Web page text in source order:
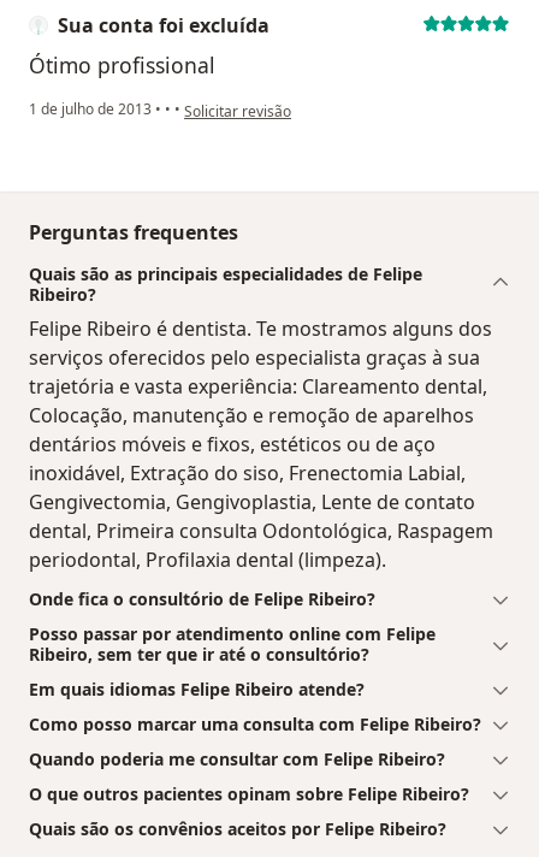
Sua conta foi excluída
Ótimo profissional
1 de julho de 2013 • • • na opinião do utilizador Sua conta foi excluída
Solicitar revisão
Perguntas frequentes
Quais são as principais especialidades de Felipe
Ribeiro?
Felipe Ribeiro é dentista. Te mostramos alguns dos
serviços oferecidos pelo especialista graças à sua
trajetória e vasta experiência: Clareamento dental,
Colocação, manutenção e remoção de aparelhos
dentários móveis e fixos, estéticos ou de aço
inoxidável, Extração do siso, Frenectomia Labial,
Gengivectomia, Gengivoplastia, Lente de contato
dental, Primeira consulta Odontológica, Raspagem
periodontal, Profilaxia dental (limpeza).
Onde fica o consultório de Felipe Ribeiro?
Posso passar por atendimento online com Felipe
Ribeiro, sem ter que ir até o consultório?
Em quais idiomas Felipe Ribeiro atende?
Como posso marcar uma consulta com Felipe Ribeiro?
Quando poderia me consultar com Felipe Ribeiro?
O que outros pacientes opinam sobre Felipe Ribeiro?
Quais são os convênios aceitos por Felipe Ribeiro?